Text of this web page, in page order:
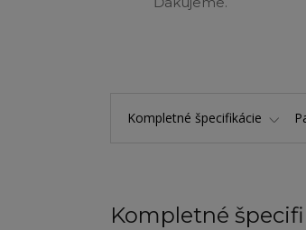
Kompletné špecifikácie
Kompletné